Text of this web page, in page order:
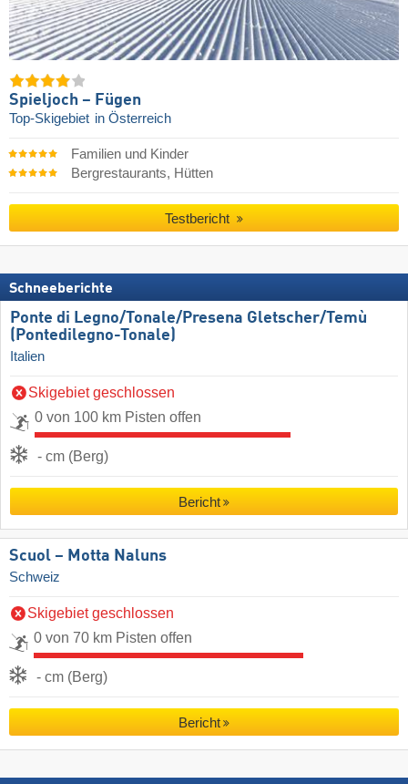
Spieljoch – Fügen
Top-Skigebiet in Österreich
Familien und Kinder
Bergrestaurants, Hütten
Testbericht
Schneeberichte
Ponte di Legno/​Tonale/​Presena Gletscher/​Temù
(Pontedilegno-Tonale)
Italien
Skigebiet geschlossen
0 von 100 km Pisten offen
- cm (Berg)
Bericht
Scuol – Motta Naluns
Schweiz
Skigebiet geschlossen
0 von 70 km Pisten offen
- cm (Berg)
Bericht